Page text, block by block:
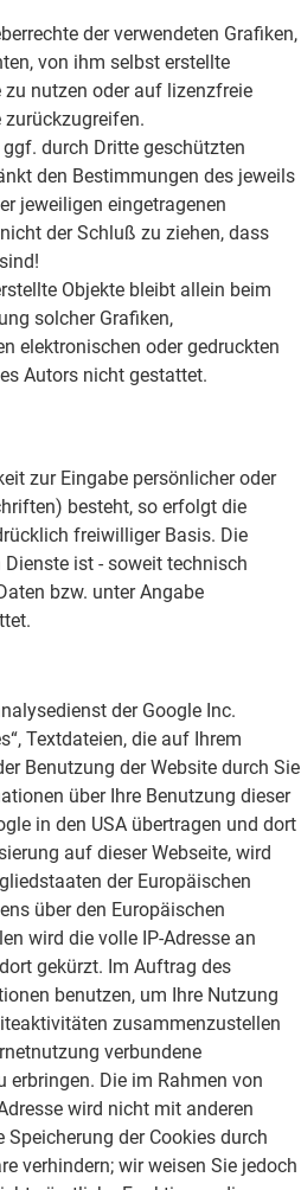
der verwendeten Grafiken,
von ihm selbst erstellte
zu nutzen oder auf lizenzfreie
zurückzugreifen.
durch Dritte geschützten
den Bestimmungen des jeweils
jeweiligen eingetragenen
der Schluß zu ziehen, dass
Objekte bleibt allein beim
solcher Grafiken,
elektronischen oder gedruckten
Autors nicht gestattet.
zur Eingabe persönlicher oder
besteht, so erfolgt die
freiwilliger Basis. Die
ist - soweit technisch
bzw. unter Angabe
der Google Inc.
Textdateien, die auf Ihrem
Benutzung der Website durch Sie
über Ihre Benutzung dieser
in den USA übertragen und dort
auf dieser Webseite, wird
der Europäischen
über den Europäischen
wird die volle IP-Adresse an
gekürzt. Im Auftrag des
benutzen, um Ihre Nutzung
zusammenzustellen
verbundene
erbringen. Die im Rahmen von
wird nicht mit anderen
der Cookies durch
verhindern; wir weisen Sie jedoch